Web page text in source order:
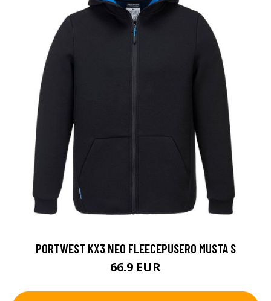
PORTWEST KX3 NEO FLEECEPUSERO MUSTA S
66.9 EUR